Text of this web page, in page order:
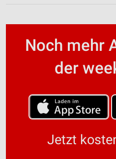
Noch mehr
der
Jetzt